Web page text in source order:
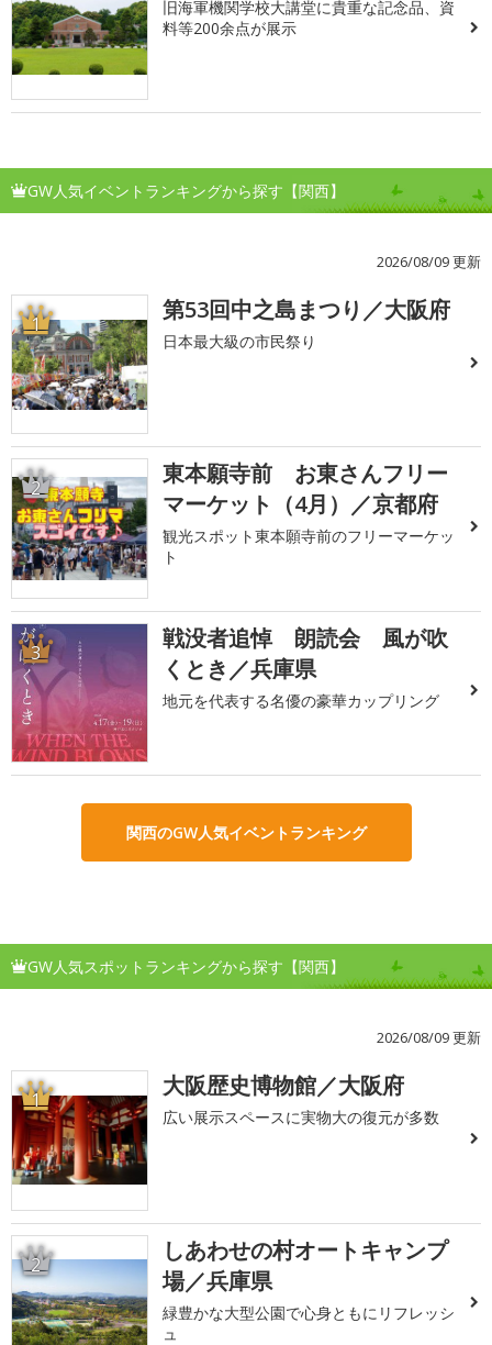
旧海軍機関学校大講堂に貴重な記念品、資
料等200余点が展示
GW人気イベントランキングから探す【関西】
2026/08/09 更新
1 第53回中之島まつり／大阪府
日本最大級の市民祭り
2
東本願寺前 お東さんフリー
マーケット（4月）／京都府
観光スポット東本願寺前のフリーマーケッ
ト
3
戦没者追悼 朗読会 風が吹
くとき／兵庫県
地元を代表する名優の豪華カップリング
関西のGW人気イベントランキング
GW人気スポットランキングから探す【関西】
2026/08/09 更新
1 大阪歴史博物館／大阪府
広い展示スペースに実物大の復元が多数
2
しあわせの村オートキャンプ
場／兵庫県
緑豊かな大型公園で心身ともにリフレッシ
ュ